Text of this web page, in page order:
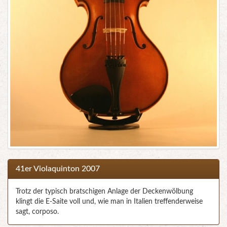
41er Violaquinton 2007
Trotz der typisch bratschigen Anlage der Deckenwölbung
klingt die E-Saite voll und, wie man in Italien treffenderweise
sagt, corposo.